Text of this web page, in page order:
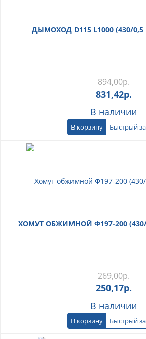
ДЫМОХОД D115 L1000 (430/
894,00р.
831,42р.
В наличии
В корзину Быстрый
ХОМУТ ОБЖИМНОЙ Ф197-200
269,00р.
250,17р.
В наличии
В корзину Быстрый